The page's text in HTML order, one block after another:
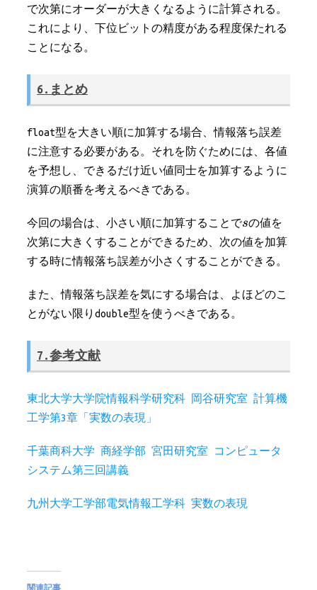
で次第にオーダーが大きくなるように計算される。
これにより、下位ビットの精度がある程度保たれる
ことになる。
6.まとめ
float型を大きい順に加算する場合、情報落ち誤差
に注意する必要がある。それを防ぐためには、各値
を予想し、できるだけ近い値同士を加算するように
演算の順番を考えるべきである。
今回の場合は、小さい順に加算することで の値を
次第に大きくすることができるため、次の値を加算
する時に情報落ち誤差が小さくすることができる。
また、情報落ち誤差を気にする場合は、よほどのこ
とがない限りdouble型を使うべきである。
7.参考文献
東北大学大学院情報科学研究科 岡谷研究室 計算機
工学第3章「実数の表現」
千葉商科大学 商経学部 宮田研究室 コンピュータ
システム第三回講義
九州大学工学部電気情報工学科 実数の表現
関連記事